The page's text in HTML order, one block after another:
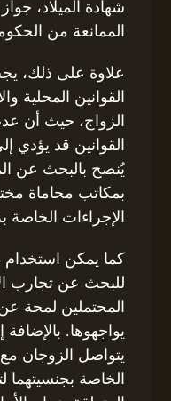
شهادة الميلاد،
الممانعة من
علاوة على ذلك،
القوانين المحلية
الزواج، حيث أن
القوانين قد يؤدي
يُنصح بالبحث عن
بمكاتب محاماة
الإجراءات
كما يمكن استخدام
للبحث عن تجارب
المحتملين لمحة
يواجهوها.
يتواصل الزوجان مع
الخاصة بجنسيتهما